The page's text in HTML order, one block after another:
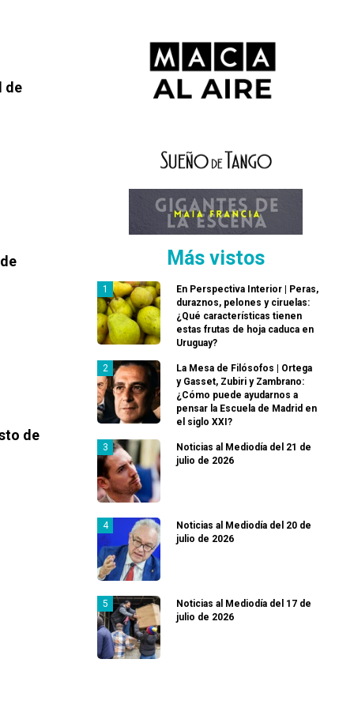
de
de
Más vistos
En Perspectiva Interior | Peras,
duraznos, pelones y ciruelas:
¿Qué características tienen
estas frutas de hoja caduca en
Uruguay?
La Mesa de Filósofos | Ortega
y Gasset, Zubiri y Zambrano:
¿Cómo puede ayudarnos a
pensar la Escuela de Madrid en
el siglo XXI?
Noticias al Mediodía del 21 de
julio de 2026
Noticias al Mediodía del 20 de
julio de 2026
Noticias al Mediodía del 17 de
julio de 2026